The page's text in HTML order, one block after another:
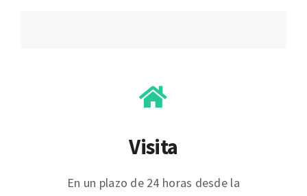
Visita
En un plazo de 24 horas desde la